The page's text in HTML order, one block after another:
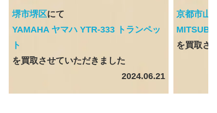
堺市堺区にて
YAMAHA ヤマハ YTR-333 トランペッ
ト
を買取させていただきました
2024.06.21
京都市山
を買取さ